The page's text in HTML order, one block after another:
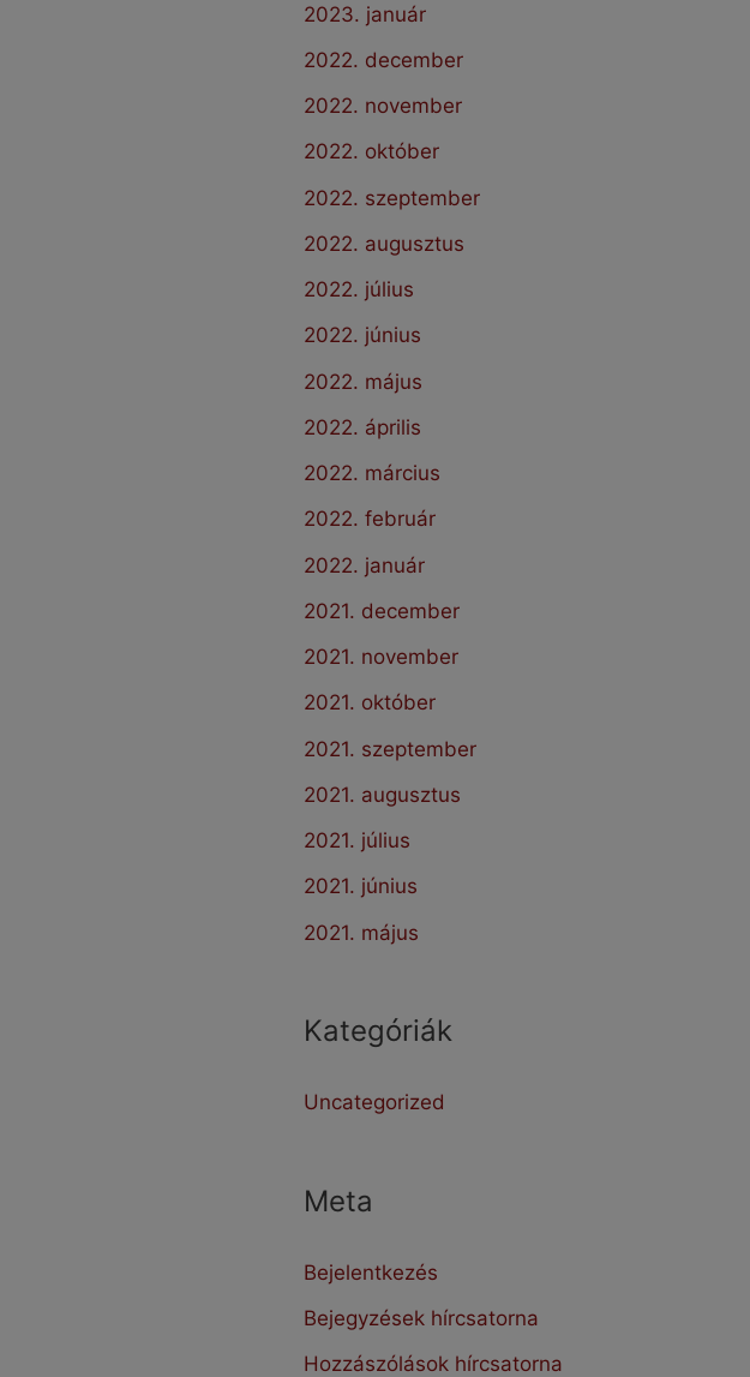
2023. január
2022. december
2022. november
2022. október
2022. szeptember
2022. augusztus
2022. július
2022. június
2022. május
2022. április
2022. március
2022. február
2022. január
2021. december
2021. november
2021. október
2021. szeptember
2021. augusztus
2021. július
2021. június
2021. május
Kategóriák
Uncategorized
Meta
Bejelentkezés
Bejegyzések hírcsatorna
Hozzászólások hírcsatorna